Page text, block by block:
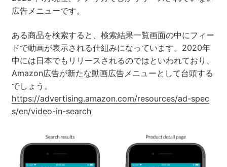
広告メニューです。
ある商品を検索すると、検索結果一覧画面の中にフィー
ドで動画が表示される仕組みになっています。2020年
中には日本でもリリースされるのではといわれており、
Amazon広告が新たな動画広告メニューとして台頭する
でしょう。
https://advertising.amazon.com/resources/ad-spec
s/en/video-in-search